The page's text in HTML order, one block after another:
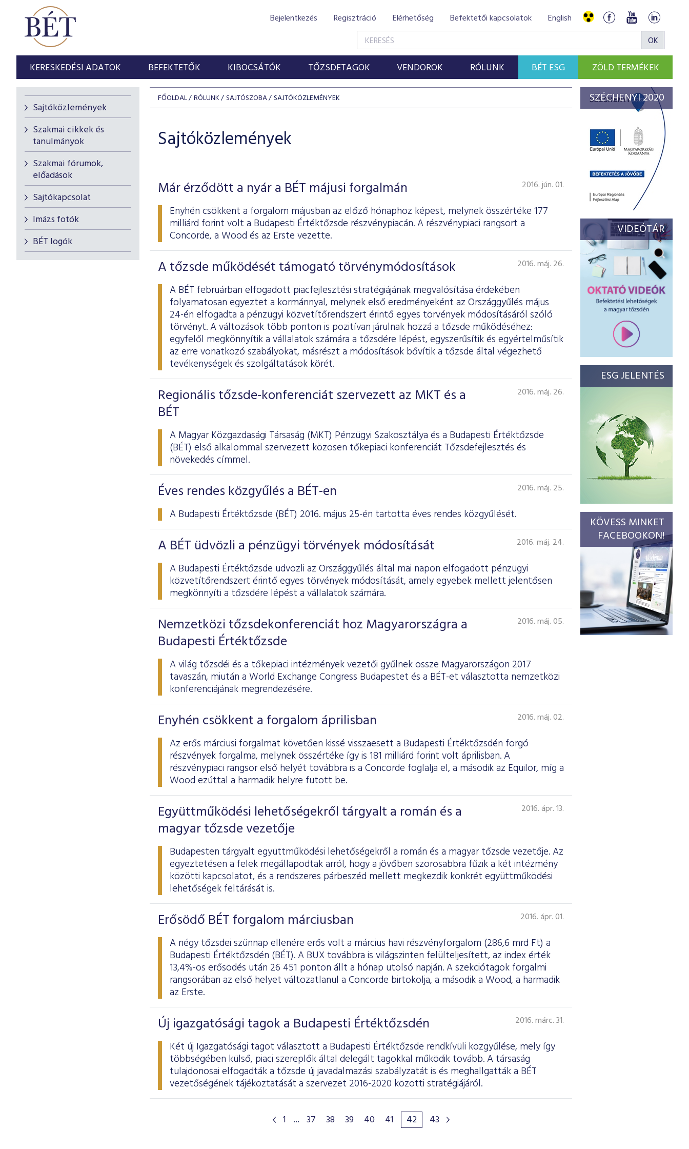
Bejelentkezés Regisztráció Elérhetőség Befektetői kapcsolatok English
KERESKEDÉSI ADATOK BEFEKTETŐK KIBOCSÁTÓK TŐZSDETAGOK VENDOROK RÓLUNK BÉT ESG ZÖLD TERMÉKEK
Sajtóközlemények
Szakmai cikkek és
tanulmányok
Szakmai fórumok,
előadások
Sajtókapcsolat
Imázs fotók
BÉT logók
FŐOLDAL RÓLUNK SAJTÓSZOBA SAJTÓKÖZLEMÉNYEK
Sajtóközlemények
Már érződött a nyár a BÉT májusi forgalmán 2016. jún. 01.
Enyhén csökkent a forgalom májusban az előző hónaphoz képest, melynek összértéke 177
milliárd forint volt a Budapesti Értéktőzsde részvénypiacán. A részvénypiaci rangsort a
Concorde, a Wood és az Erste vezette.
A tőzsde működését támogató törvénymódosítások 2016. máj. 26.
A BÉT februárban elfogadott piacfejlesztési stratégiájának megvalósítása érdekében
folyamatosan egyeztet a kormánnyal, melynek első eredményeként az Országgyűlés május
24-én elfogadta a pénzügyi közvetítőrendszert érintő egyes törvények módosításáról szóló
törvényt. A változások több ponton is pozitívan járulnak hozzá a tőzsde működéséhez:
egyfelől megkönnyítik a vállalatok számára a tőzsdére lépést, egyszerűsítik és egyértelműsítik
az erre vonatkozó szabályokat, másrészt a módosítások bővítik a tőzsde által végezhető
tevékenységek és szolgáltatások körét.
Regionális tőzsde-konferenciát szervezett az MKT és a
BÉT
2016. máj. 26.
A Magyar Közgazdasági Társaság (MKT) Pénzügyi Szakosztálya és a Budapesti Értéktőzsde
(BÉT) első alkalommal szervezett közösen tőkepiaci konferenciát Tőzsdefejlesztés és
növekedés címmel.
Éves rendes közgyűlés a BÉT-en 2016. máj. 25.
A Budapesti Értéktőzsde (BÉT) 2016. május 25-én tartotta éves rendes köz­gyűlését.
A BÉT üdvözli a pénzügyi törvények módosítását 2016. máj. 24.
A Budapesti Értéktőzsde üdvözli az Országgyűlés által mai napon elfogadott pénzügyi
közvetítőrendszert érintő egyes törvények módosítását, amely egyebek mellett jelentősen
megkönnyíti a tőzsdére lépést a vállalatok számára.
Nemzetközi tőzsdekonferenciát hoz Magyarországra a
Budapesti Értéktőzsde
2016. máj. 05.
A világ tőzsdéi és a tőkepiaci intézmények vezetői gyűlnek össze Magyarországon 2017
tavaszán, miután a World Exchange Congress Budapestet és a BÉT-et választotta nemzetközi
konferenciájának megrendezésére.
Enyhén csökkent a forgalom áprilisban 2016. máj. 02.
Az erős márciusi forgalmat követően kissé visszaesett a Budapesti Értéktőzsdén forgó
részvények forgalma, melynek összértéke így is 181 milliárd forint volt áprilisban. A
részvénypiaci rangsor első helyét továbbra is a Concorde foglalja el, a második az Equilor, míg a
Wood ezúttal a harmadik helyre futott be.
Együttműködési lehetőségekről tárgyalt a román és a
magyar tőzsde vezetője
2016. ápr. 13.
Budapesten tárgyalt együttműködési lehetőségekről a román és a magyar tőzsde vezetője. Az
egyeztetésen a felek megállapodtak arról, hogy a jövőben szorosabbra fűzik a két intézmény
közötti kapcsolatot, és a rendszeres párbeszéd mellett megkezdik konkrét együttműködési
lehetőségek feltárását is.
Erősödő BÉT forgalom márciusban 2016. ápr. 01.
A négy tőzsdei szünnap ellenére erős volt a március havi részvényforgalom (286,6 mrd Ft) a
Budapesti Értéktőzsdén (BÉT). A BUX továbbra is világszinten felülteljesített, az index érték
13,4%-os erősödés után 26 451 ponton állt a hónap utolsó napján. A szekciótagok forgalmi
rangsorában az első helyet változatlanul a Concorde birtokolja, a második a Wood, a harmadik
az Erste.
Új igazgatósági tagok a Budapesti Értéktőzsdén 2016. márc. 31.
Két új Igazgatósági tagot választott a Budapesti Értéktőzsde rendkívüli közgyűlése, mely így
többségében külső, piaci szereplők által delegált tagokkal működik tovább. A társaság
tulajdonosai elfogadták a tőzsde új javadalmazási szabályzatát is és meghallgatták a BÉT
vezetőségének tájékoztatását a szervezet 2016-2020 közötti stratégiájáról.
1 ... 37 38 39 40 41 42 43
SZÉCHENYI 2020
VIDEÓTÁR
ESG JELENTÉS
KÖVESS MINKET
FACEBOOKON!